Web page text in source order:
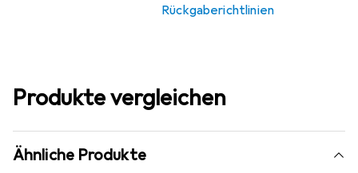
Rückgaberichtlinien
Produkte vergleichen
Ähnliche Produkte